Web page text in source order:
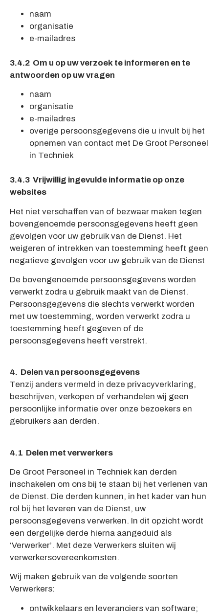
naam
organisatie
e-mailadres
3.4.2 Om u op uw verzoek te informeren en te
antwoorden op uw vragen
naam
organisatie
e-mailadres
overige persoonsgegevens die u invult bij het
opnemen van contact met De Groot Personeel
in Techniek
3.4.3 Vrijwillig ingevulde informatie op onze
websites
Het niet verschaffen van of bezwaar maken tegen
bovengenoemde persoonsgegevens heeft geen
gevolgen voor uw gebruik van de Dienst. Het
weigeren of intrekken van toestemming heeft geen
negatieve gevolgen voor uw gebruik van de Dienst
De bovengenoemde persoonsgegevens worden
verwerkt zodra u gebruik maakt van de Dienst.
Persoonsgegevens die slechts verwerkt worden
met uw toestemming, worden verwerkt zodra u
toestemming heeft gegeven of de
persoonsgegevens heeft verstrekt.
4. Delen van persoonsgegevens
Tenzij anders vermeld in deze privacyverklaring,
beschrijven, verkopen of verhandelen wij geen
persoonlijke informatie over onze bezoekers en
gebruikers aan derden.
4.1 Delen met verwerkers
De Groot Personeel in Techniek kan derden
inschakelen om ons bij te staan bij het verlenen van
de Dienst. Die derden kunnen, in het kader van hun
rol bij het leveren van de Dienst, uw
persoonsgegevens verwerken. In dit opzicht wordt
een dergelijke derde hierna aangeduid als
‘Verwerker’. Met deze Verwerkers sluiten wij
verwerkersovereenkomsten.
Wij maken gebruik van de volgende soorten
Verwerkers:
ontwikkelaars en leveranciers van software;